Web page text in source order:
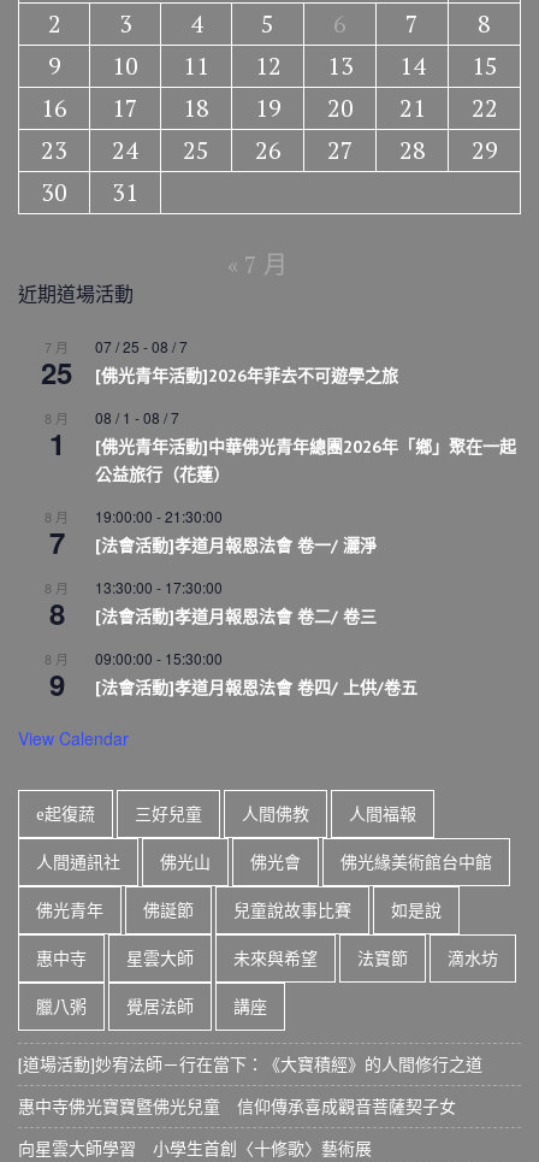
2
3 4 5 6 7
8
9
10 11 12 13 14
15
16
17 18 19 20 21
22
23
24 25 26 27 28
29
30
31
« 7 月
近期道場活動
7 月
25
07 / 25 -08 / 7
[佛光青年活動]2026年菲去不可遊學之旅
8 月
1
08 / 1 -08 / 7
[佛光青年活動]中華佛光青年總團2026年「鄉」聚在一起
公益旅行（花蓮）
8 月
7
19:00:00 -21:30:00
[法會活動]孝道月報恩法會 卷一/ 灑淨
8 月
8
13:30:00 - 17:30:00
[法會活動]孝道月報恩法會 卷二/ 卷三
8 月
9
09:00:00 - 15:30:00
[法會活動]孝道月報恩法會 卷四/ 上供/卷五
View Calendar
e起復蔬 三好兒童 人間佛教 人間福報
人間通訊社 佛光山 佛光會 佛光緣美術館台中館
佛光青年 佛誕節 兒童說故事比賽 如是說
惠中寺 星雲大師 未來與希望 法寶節 滴水坊
臘八粥 覺居法師 講座
[道場活動]妙宥法師－行在當下：《大寶積經》的人間修行之道
惠中寺佛光寶寶暨佛光兒童 信仰傳承喜成觀音菩薩契子女
向星雲大師學習 小學生首創〈十修歌〉藝術展